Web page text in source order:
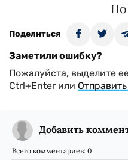
Поделиться
Заметили ошибку?
Пожалуйста, выделите
Ctrl+Enter или
Добавить
Всего комментариев: 0